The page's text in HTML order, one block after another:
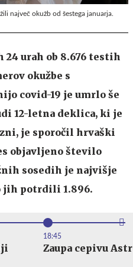
največ okužb od šestega januarja.
24 urah ob 8.676 testih
okužbe s
covid-19 je umrlo še
12-letna deklica, ki je
je sporočil hrvaški
objavljeno število
sosedih je najvišje
jih potrdili 1.896.
18:45
Zaupa cepivu